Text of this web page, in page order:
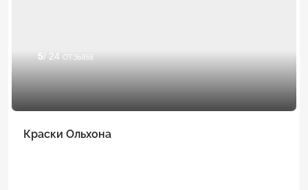
5/ 24 отзыва
Краски Ольхона